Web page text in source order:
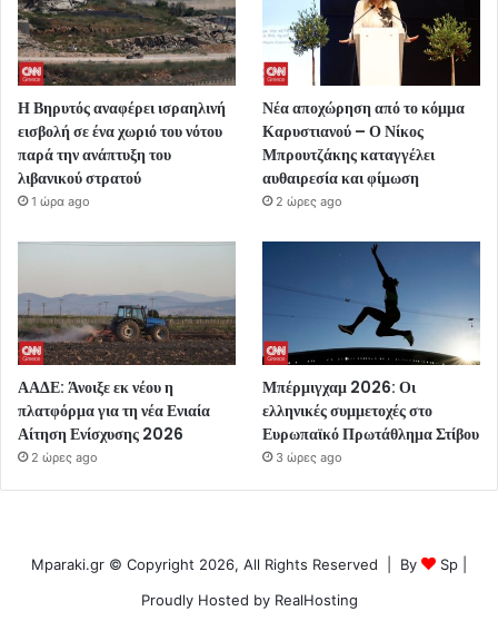
Η Βηρυτός αναφέρει ισραηλινή
εισβολή σε ένα χωριό του νότου
παρά την ανάπτυξη του
λιβανικού στρατού
1 ώρα ago
Νέα αποχώρηση από το κόμμα
Καρυστιανού – Ο Νίκος
Μπρουτζάκης καταγγέλει
αυθαιρεσία και φίμωση
2 ώρες ago
ΑΑΔΕ: Άνοιξε εκ νέου η
πλατφόρμα για τη νέα Ενιαία
Αίτηση Ενίσχυσης 2026
2 ώρες ago
Μπέρμιγχαμ 2026: Οι
ελληνικές συμμετοχές στο
Ευρωπαϊκό Πρωτάθλημα Στίβου
3 ώρες ago
Mparaki.gr © Copyright 2026, All Rights Reserved | By Sp
Proudly Hosted by RealHosting